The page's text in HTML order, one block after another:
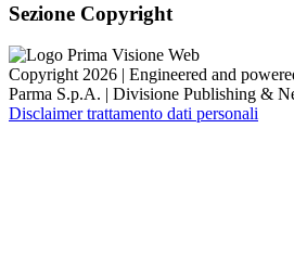
Sezione Copyright
Copyright 2026 | Engineered and
Parma S.p.A. | Divisione Publishing &
Disclaimer trattamento dati personali